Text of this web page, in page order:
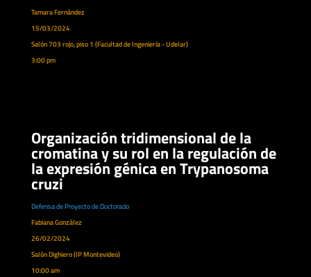
Tamara Fernández
15/03/2024
Salón 703 rojo, piso 1 (Facultad de Ingeniería - Udelar)
3:00 pm
Organización tridimensional de la
cromatina y su rol en la regulación de
la expresión génica en Trypanosoma
cruzi
Defensa de Proyecto de Doctorado
Fabiana González
26/02/2024
Salón Dighiero (IP Montevideo)
10:00 am